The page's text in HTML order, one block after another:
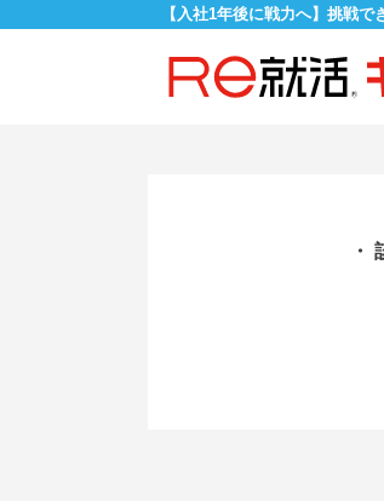
【入社1年後に戦力へ】挑戦
・